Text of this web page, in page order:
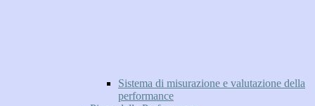
Sistema di misurazione e valutazione della
performance